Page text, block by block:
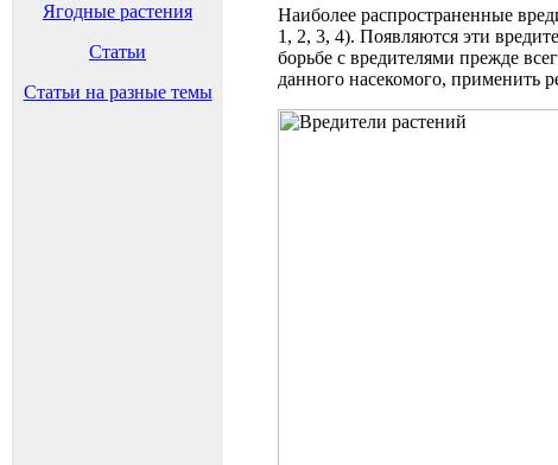
Ягодные растения
Статьи
Статьи на разные темы
Наиболее распространенные
1, 2, 3, 4). Появляются эти
борьбе с вредителями прежде
данного насекомого, применить